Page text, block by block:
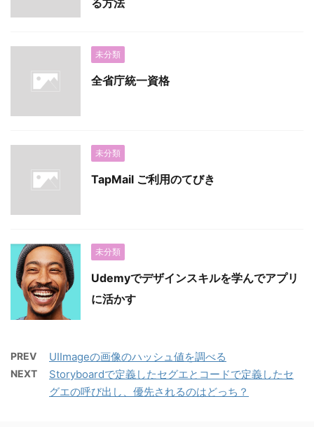
る方法
未分類
全省庁統一資格
未分類
TapMail ご利用のてびき
未分類
Udemyでデザインスキルを学んでアプリ
に活かす
PREV UIImageの画像のハッシュ値を調べる
NEXT
Storyboardで定義したセグエとコードで定義したセ
グエの呼び出し、優先されるのはどっち？